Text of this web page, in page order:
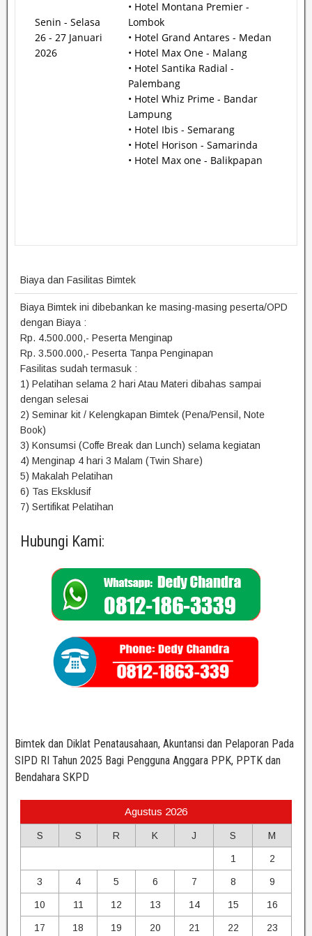
Senin - Selasa
26 - 27 Januari
2026
• Hotel Montana Premier -
Lombok
• Hotel Grand Antares - Medan
• Hotel Max One - Malang
• Hotel Santika Radial -
Palembang
• Hotel Whiz Prime - Bandar
Lampung
• Hotel Ibis - Semarang
• Hotel Horison - Samarinda
• Hotel Max one - Balikpapan
Biaya dan Fasilitas Bimtek
Biaya Bimtek ini dibebankan ke masing-masing peserta/OPD
dengan Biaya :
Rp. 4.500.000,- Peserta Menginap
Rp. 3.500.000,- Peserta Tanpa Penginapan
Fasilitas sudah termasuk :
1) Pelatihan selama 2 hari Atau Materi dibahas sampai
dengan selesai
2) Seminar kit / Kelengkapan Bimtek (Pena/Pensil, Note
Book)
3) Konsumsi (Coffe Break dan Lunch) selama kegiatan
4) Menginap 4 hari 3 Malam (Twin Share)
5) Makalah Pelatihan
6) Tas Eksklusif
7) Sertifikat Pelatihan
Hubungi Kami:
Bimtek dan Diklat Penatausahaan, Akuntansi dan Pelaporan Pada
SIPD RI Tahun 2025 Bagi Pengguna Anggara PPK, PPTK dan
Bendahara SKPD
Agustus 2026
S S R K J S M
1 2
3 4 5 6 7 8 9
10 11 12 13 14 15 16
17 18 19 20 21 22 23